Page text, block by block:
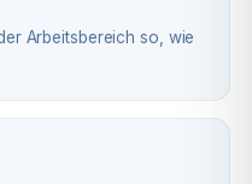
Arbeitsbereich so, wie